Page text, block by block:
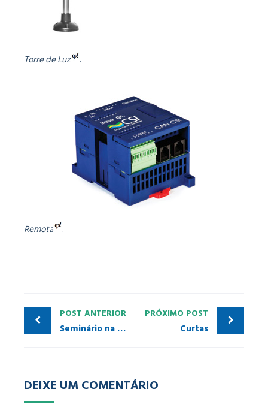
Torre de Luz .
Remota .
POST ANTERIOR
Seminário na CSN
PRÓXIMO POST
Curtas
DEIXE UM COMENTÁRIO